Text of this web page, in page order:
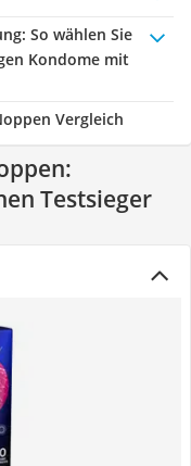
: So wählen Sie
Kondome mit
Vergleich
Testsieger